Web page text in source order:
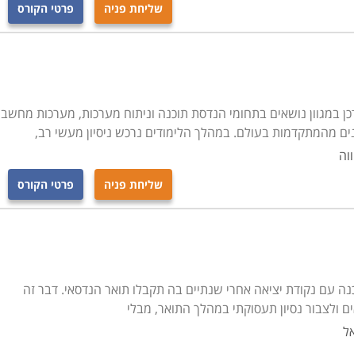
שליחת פניה פרטי הקורס
במגוון נושאים בתחומי הנדסת תוכנה וניתוח מערכות, מערכות מחשב
מהמתקדמות בעולם. במהלך הלימודים נרכש ניסיון מעשי רב,
שליחת פניה פרטי הקורס
עם נקודת יציאה אחרי שנתיים בה תקבלו תואר הנדסאי. דבר זה
ולצבור נסיון תעסוקתי במהלך התואר, מבלי